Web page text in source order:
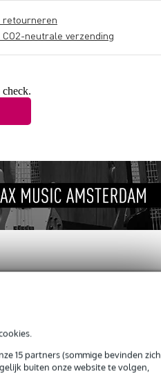
15 partners (sommige bevinden zich
buiten onze website te volgen,
retourneren
CO2-neutrale verzending